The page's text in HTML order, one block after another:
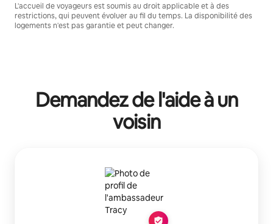
L'accueil de voyageurs est soumis au droit applicable et à des
restrictions, qui peuvent évoluer au fil du temps. La disponibilité des
logements n'est pas garantie et peut changer.
Demandez de l'aide à un
voisin